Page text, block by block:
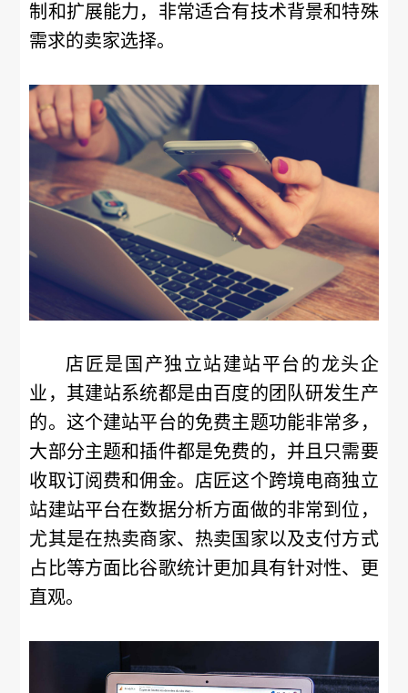
制和扩展能力，非常适合有技术背景和特殊
需求的卖家选择。
店匠是国产独立站建站平台的龙头企
业，其建站系统都是由百度的团队研发生产
的。这个建站平台的免费主题功能非常多，
大部分主题和插件都是免费的，并且只需要
收取订阅费和佣金。店匠这个跨境电商独立
站建站平台在数据分析方面做的非常到位，
尤其是在热卖商家、热卖国家以及支付方式
占比等方面比谷歌统计更加具有针对性、更
直观。